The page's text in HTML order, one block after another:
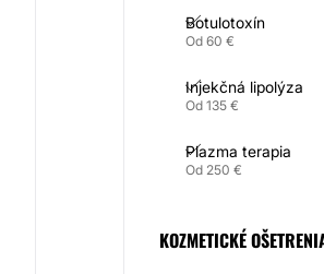
Botulotoxín
Od 60 €
Injekčná lipolýza
Od 135 €
Plazma terapia
Od 250 €
KOZMETICKÉ